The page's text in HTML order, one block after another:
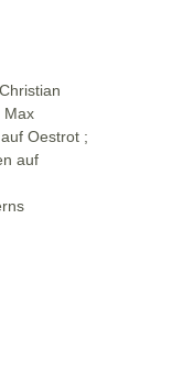
Max
Oestrot ;
auf